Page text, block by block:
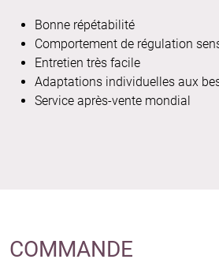
Bonne répétabilité
Comportement de régulation
Entretien très facile
Adaptations individuelles aux
Service après-vente mondial
COMMANDE